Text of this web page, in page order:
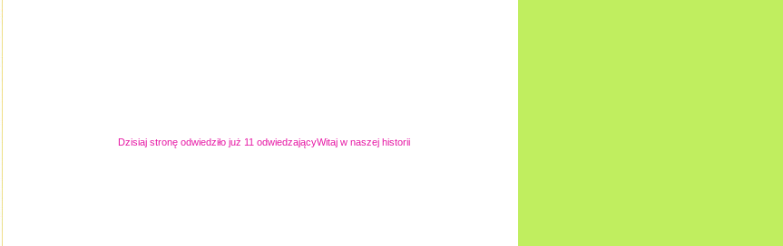
Dzisiaj stronę odwiedziło już 11 odwiedzającyWitaj w naszej historii